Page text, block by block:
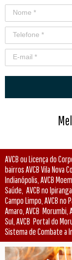
AVCB ou Licença do
bairros AVCB Vila Nova
Indianópolis, AVCB
Saúde, AVCB no
Campo Limpo, AVCB no
Amaro, AVCB Morumbi,
Sul, AVCB Portal do
Sistema de Combate a